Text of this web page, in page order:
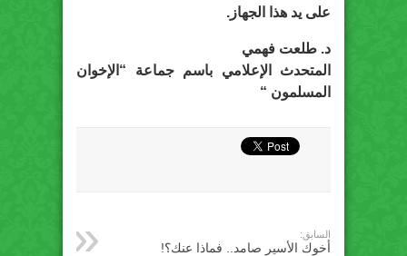
على يد هذا الجهاز.
د. طلعت فهمي
المتحدث الإعلامي باسم جماعة “الإخوان
المسلمون “
السابق:
أخوك الأسير صامد.. فماذا عنك؟!